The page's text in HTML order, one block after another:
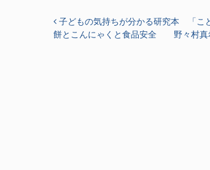
投稿ナビゲーション
子どもの気持ちが分かる研究本 「こ
餅とこんにゃくと食品安全 野々村